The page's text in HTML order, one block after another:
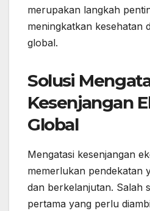
merupakan langkah
meningkatkan kesehatan
global.
Solusi
Kesenjangan
Global
Mengatasi kesenjangan
memerlukan pendekatan
dan berkelanjutan. Salah
pertama yang perlu